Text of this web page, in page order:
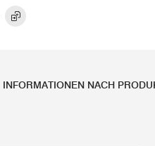
INFORMATIONEN NACH